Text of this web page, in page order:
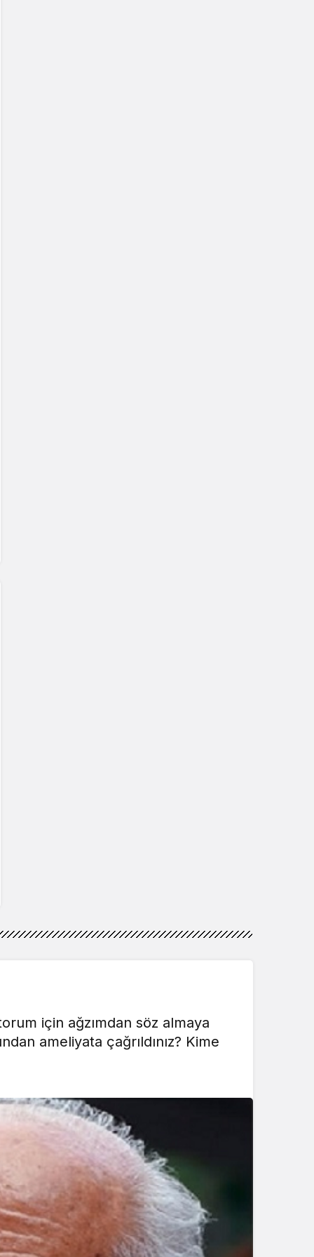
için ağzımdan söz almaya
ameliyata çağrıldınız? Kime